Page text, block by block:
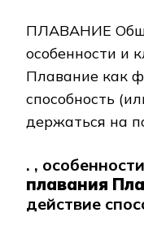
ПЛАВАНИЕ
особенности и
Плавание как
способность
держаться на
. ,
плавания
действие